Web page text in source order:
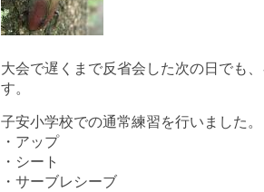
大会で遅くまで反省会した次の日でも
す。
子安小学校での通常練習を行いました。
・アップ
・シート
・サーブレシーブ